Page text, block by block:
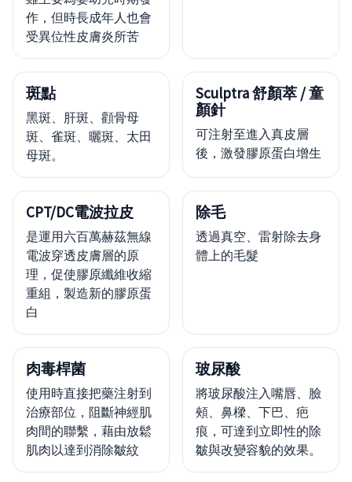
作，但時長成年人也會
受異位性皮膚炎所苦
斑點
黑斑、肝斑、顴骨母
斑、雀斑、曬斑、太田
母斑。
Sculptra 舒顏萃 / 童
顏針
可注射至進入真皮層
後，激發膠原蛋白增生
CPT/DC電波拉皮
是運用六百萬赫茲無線
電波穿透皮膚層的原
理，促使膠原纖維收縮
重組，製造新的膠原蛋
白
除毛
透過真空、雷射除去身
體上的毛髮
肉毒桿菌
使用時直接把藥注射到
治療部位，阻斷神經肌
肉間的聯繫，藉由放鬆
肌肉以達到消除皺紋
玻尿酸
將玻尿酸注入嘴唇、臉
頰、鼻樑、下巴、疤
痕，可達到立即性的除
皺與改變容貌的效果。